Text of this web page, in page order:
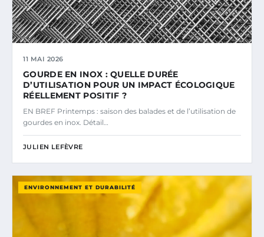
11 MAI 2026
GOURDE EN INOX : QUELLE DURÉE
D’UTILISATION POUR UN IMPACT ÉCOLOGIQUE
RÉELLEMENT POSITIF ?
EN BREF Printemps : saison des balades et de l’utilisation de
gourdes en inox. Détail…
JULIEN LEFÈVRE
ENVIRONNEMENT ET DURABILITÉ